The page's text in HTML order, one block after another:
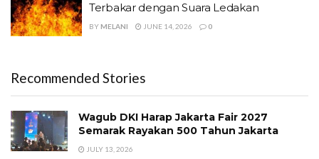
Terbakar dengan Suara Ledakan
BY MELANI JUNE 14, 2026 0
Recommended Stories
Wagub DKI Harap Jakarta Fair 2027
Semarak Rayakan 500 Tahun Jakarta
JULY 13, 2026